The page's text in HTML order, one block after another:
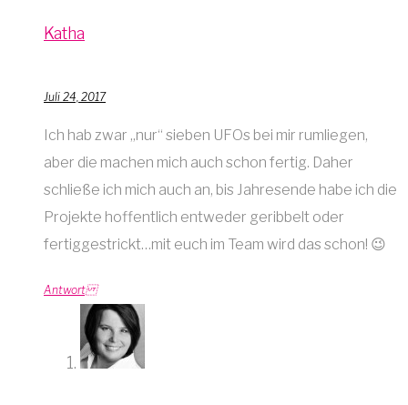
Katha
Juli 24, 2017
Ich hab zwar „nur“ sieben UFOs bei mir rumliegen,
aber die machen mich auch schon fertig. Daher
schließe ich mich auch an, bis Jahresende habe ich die
Projekte hoffentlich entweder geribbelt oder
fertiggestrickt…mit euch im Team wird das schon! 😉
Antwort